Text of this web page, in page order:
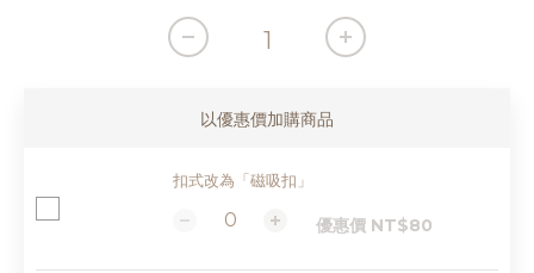
以優惠價加購商品
扣式改為「磁吸扣」
優惠價 NT$80